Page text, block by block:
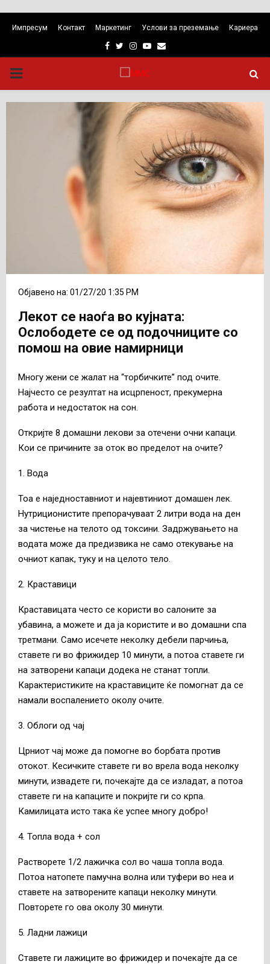
Импресум Контакт Маркетинг Услови за преземање Кариера
Facebook
TwitterInstagram
Youtube
Email
PRIMARY
MENU
Објавено на: 01/27/20 1:35 PM
Лекот се наоѓа во кујната:
Ослободете се од подочниците со
помош на овие намирници
Многу жени се жалат на “торбичките” под очите.
Најчесто се резултат на исцрпеност, прекумерна
работа и недостаток на сон.
Откријте 8 домашни лекови за отечени очни капаци.
Кои се причините за оток во пределот на очите?
1. Вода
Тоа е наједноставниот и најевтиниот домашен лек.
Нутриционистите препорачуваат 2 литри вода на ден
за чистење на телото од токсини. Задржувањето на
водата може да предизвика не само отекување на
очниот капак, туку и на целото тело.
2. Краставици
Краставицата често се користи во салоните за
убавина, а можете и да ја користите и во домашни спа
третмани. Само исечете неколку дебели парчиња,
ставете ги во фрижидер 10 минути, а потоа ставете ги
на затворени капаци додека не станат топли.
Карактеристиките на краставиците ќе помогнат да се
намали воспалението околу очите.
3. Облоги од чај
Црниот чај може да помогне во борбата против
отокот. Кесичките ставете ги во врела вода неколку
минути, извадете ги, почекајте да се изладат, а потоа
ставете ги на капаците и покријте ги со крпа.
Камилицата исто така ќе успее многу добро!
4. Топла вода + сол
Растворете 1/2 лажичка сол во чаша топла вода.
Потоа натопете памучна волна или туфери во неа и
ставете на затворените капаци неколку минути.
Повторете го ова околу 30 минути.
5. Ладни лажици
Ставете ги лажиците во фрижидер и почекајте да се